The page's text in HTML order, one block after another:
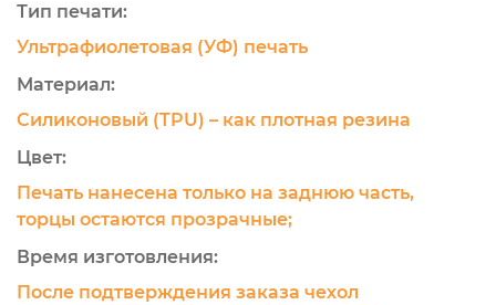
Тип печати:
Ультрафиолетовая (УФ) печать
Материал:
Силиконовый (TPU) – как плотная резина
Цвет:
Печать нанесена только на заднюю часть,
торцы остаются прозрачные;
Время изготовления:
После подтверждения заказа чехол